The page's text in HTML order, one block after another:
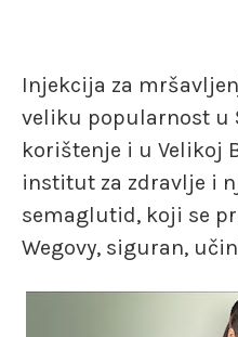
Injekcija za
veliku popularnost u
korištenje i u Velikoj
institut za zdravlje i
semaglutid, koji se
Wegovy, siguran,